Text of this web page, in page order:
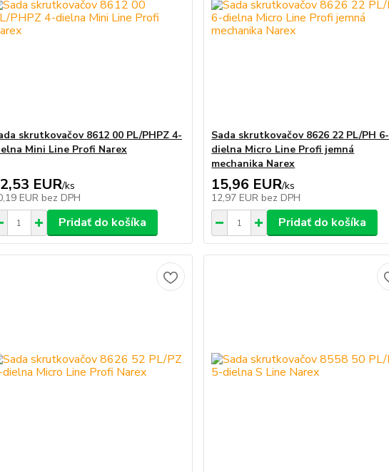
skrutkovačov 8612 00 PL/PHPZ 4-
Mini Line Profi Narex
EUR/ks
EUR bez DPH
Pridať do košíka
Sada skrutkovačov 8626 22 PL/PH 6-
dielna Micro Line Profi jemná
mechanika Narex
15,96 EUR/ks
12,97 EUR bez DPH
Pridať do košíka